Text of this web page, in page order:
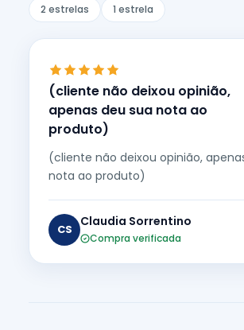
2 estrelas
1 estrela
(cliente não deixou opinião,
apenas deu sua nota ao
produto)
(cliente não deixou opinião,
nota ao produto)
CS
Claudia Sorrentino
Compra verificada